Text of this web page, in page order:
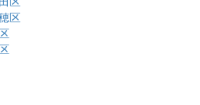
区